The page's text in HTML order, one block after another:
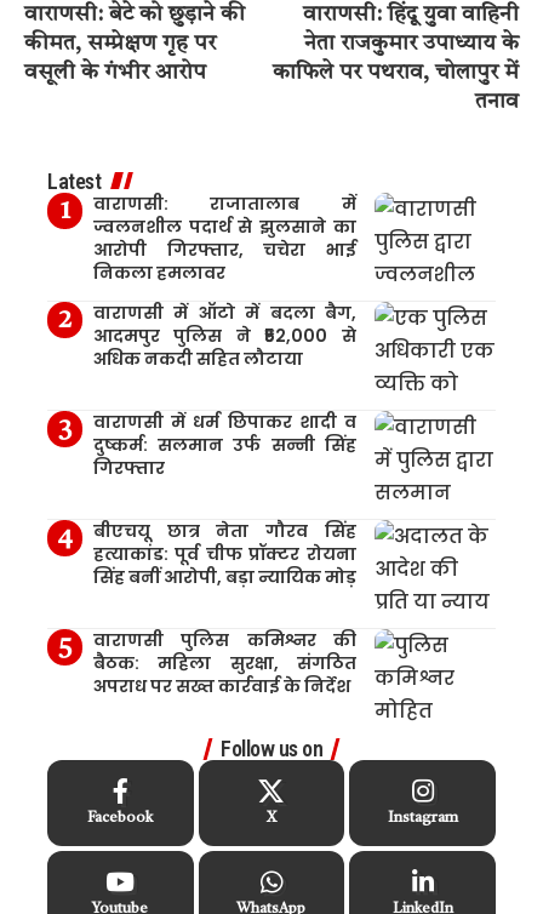
वाराणसी: बेटे को छुड़ाने की
कीमत, सम्प्रेक्षण गृह पर
वसूली के गंभीर आरोप
वाराणसी: हिंदू युवा वाहिनी
नेता राजकुमार उपाध्याय के
काफिले पर पथराव, चोलापुर में
तनाव
Latest
वाराणसी: राजातालाब में
ज्वलनशील पदार्थ से झुलसाने का
आरोपी गिरफ्तार, चचेरा भाई
निकला हमलावर
वाराणसी में ऑटो में बदला बैग,
आदमपुर पुलिस ने ₹52,000 से
अधिक नकदी सहित लौटाया
वाराणसी में धर्म छिपाकर शादी व
दुष्कर्म: सलमान उर्फ सन्नी सिंह
गिरफ्तार
बीएचयू छात्र नेता गौरव सिंह
हत्याकांड: पूर्व चीफ प्रॉक्टर रोयना
सिंह बनीं आरोपी, बड़ा न्यायिक मोड़
वाराणसी पुलिस कमिश्नर की
बैठक: महिला सुरक्षा, संगठित
अपराध पर सख्त कार्रवाई के निर्देश
Follow us on
Facebook X Instagram
Youtube WhatsApp LinkedIn